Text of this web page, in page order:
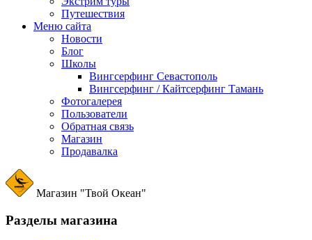
Путешествия
Меню сайта
Новости
Блог
Школы
Вингсерфинг Севастополь
Вингсерфинг / Кайтсерфинг Тамань
Фотогалерея
Пользователи
Обратная связь
Магазин
Продавалка
Магазин "Твой Океан"
Разделы магазина